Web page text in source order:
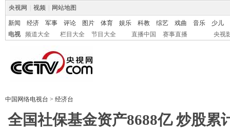
央视网 视频 网站地图
新闻 经济 军事 评论 图片 体育 娱乐 科教 综艺 戏曲 音乐
少儿
电视
频道大全 栏目大全 节目大全 直播中国 赛事直播 央视
中国网络电视台 > 经济台
全国社保基金资产8688亿 炒股累